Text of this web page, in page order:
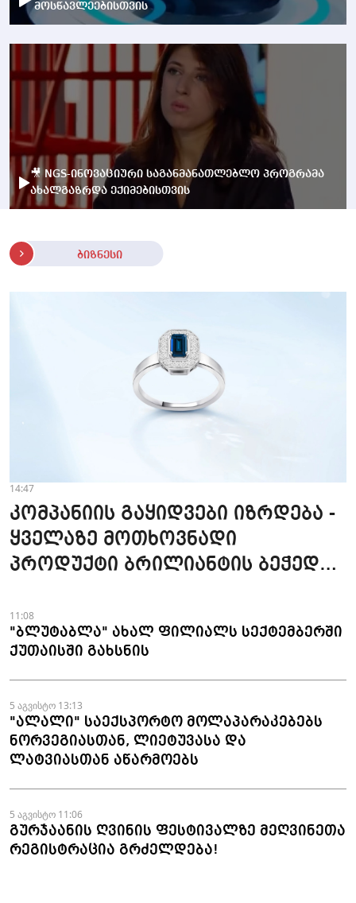
მოსწავლეებისთვის
🎥 NGS-ინოვაციური საგანმანათლებლო პროგრამა
ახალგაზრდა ექიმებისთვის
ბიზნესი
14:47
კომპანიის გაყიდვები იზრდება -
ყველაზე მოთხოვნადი
პროდუქტი ბრილიანტის ბეჭედია
11:08
"ბლუტაბლა" ახალ ფილიალს სექტემბერში
ქუთაისში გახსნის
5 აგვისტო 13:13
"ალალი" საექსპორტო მოლაპარაკებებს
ნორვეგიასთან, ლიეტუვასა და
ლატვიასთან აწარმოებს
5 აგვისტო 11:06
გურჯაანის ღვინის ფესტივალზე მეღვინეთა
რეგისტრაცია გრძელდება!